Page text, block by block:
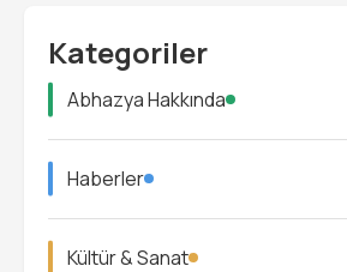
Kategoriler
Abhazya Hakkında
Haberler
Kültür & Sanat